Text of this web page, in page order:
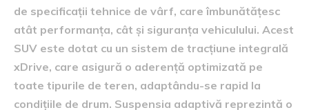
de specificații tehnice de vârf, care îmbunătățesc
atât performanța, cât și siguranța vehiculului. Acest
SUV este dotat cu un sistem de tracțiune integrală
xDrive, care asigură o aderență optimizată pe
toate tipurile de teren, adaptându-se rapid la
condițiile de drum. Suspensia adaptivă reprezintă o